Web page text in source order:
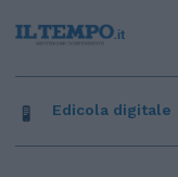
Edicola digitale